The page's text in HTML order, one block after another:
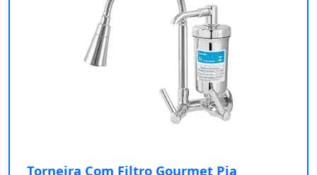
Torneira Com Filtro Gourmet Pia